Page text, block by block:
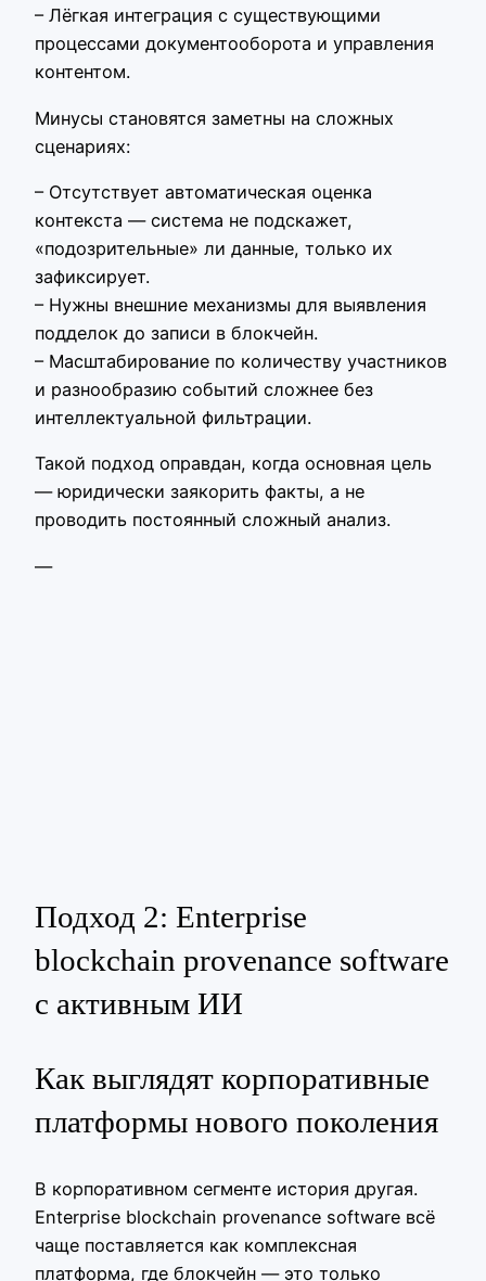
– Лёгкая интеграция с существующими
процессами документооборота и управления
контентом.
Минусы становятся заметны на сложных
сценариях:
– Отсутствует автоматическая оценка
контекста — система не подскажет,
«подозрительные» ли данные, только их
зафиксирует.
– Нужны внешние механизмы для выявления
подделок до записи в блокчейн.
– Масштабирование по количеству участников
и разнообразию событий сложнее без
интеллектуальной фильтрации.
Такой подход оправдан, когда основная цель
— юридически заякорить факты, а не
проводить постоянный сложный анализ.
—
Подход 2: Enterprise
blockchain provenance software
с активным ИИ
Как выглядят корпоративные
платформы нового поколения
В корпоративном сегменте история другая.
Enterprise blockchain provenance software всё
чаще поставляется как комплексная
платформа, где блокчейн — это только